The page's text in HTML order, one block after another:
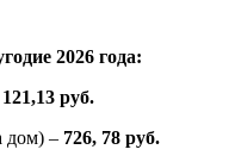
2026 года:
121,13 руб.
дом) – 726, 78 руб.